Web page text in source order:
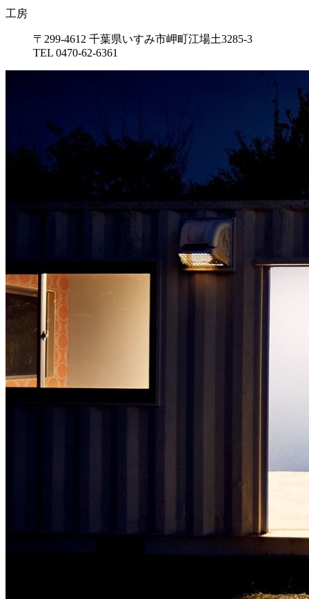
工房
〒299-4612 千葉県いすみ市岬町江場土3285-3
TEL 0470-62-6361